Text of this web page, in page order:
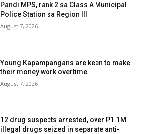
Pandi MPS, rank 2 sa Class A Municipal
Police Station sa Region III
August 7, 2026
Young Kapampangans are keen to make
their money work overtime
August 7, 2026
12 drug suspects arrested, over P1.1M
illegal drugs seized in separate anti-